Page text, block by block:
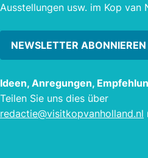
Ausstellungen usw. im Kop van
NEWSLETTER ABONNIEREN
Ideen, Anregungen,
Teilen Sie uns dies über
redactie@visitkopvanholland.nl